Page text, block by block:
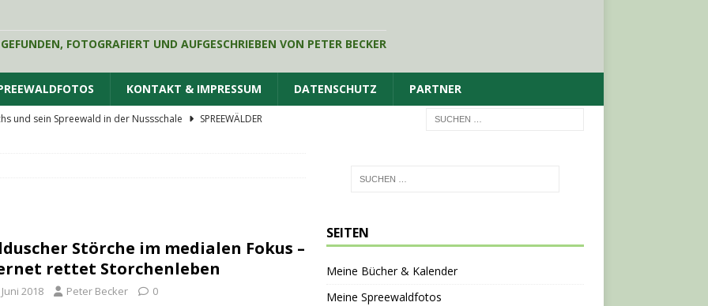
FOTOGRAFIERT UND AUFGESCHRIEBEN VON PETER BECKER
KONTAKT & IMPRESSUM DATENSCHUTZ PARTNER
und sein Spreewald in der Nussschale
SPREEWÄLDER
Gurkentag am Höllberghof FESTE & FEIERN
Störche im medialen Fokus –
rettet Storchenleben
Juni 2018 Peter Becker 0
SEITEN
Meine Bücher & Kalender
Meine Spreewaldfotos